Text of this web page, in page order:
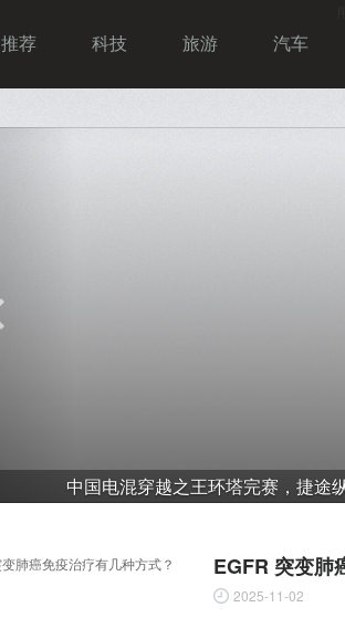
推荐 科技 旅游 汽车
中国电混穿越之王环塔完赛，捷途
P
r
e
EGFR 突变肺
2025-11-02